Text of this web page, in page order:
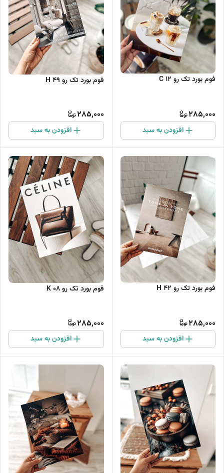
فوم بورد تک رو C 12
285,000
افزودن به سبد
فوم بورد تک رو H 49
285,000
افزودن به سبد
فوم بورد تک رو H 42
285,000
افزودن به سبد
فوم بورد تک رو K 08
285,000
افزودن به سبد